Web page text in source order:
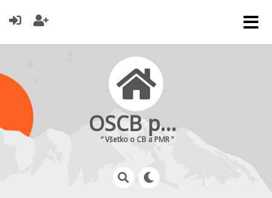
OSCB portál
“ Všetko o CB a PMR ”